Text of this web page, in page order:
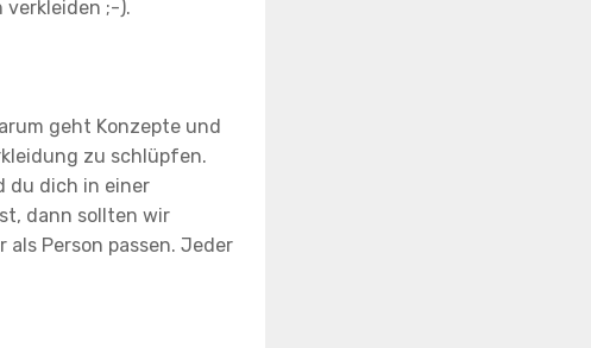
verkleiden ;-).
geht Konzepte und
zu schlüpfen.
du dich in einer
dann sollten wir
als Person passen. Jeder